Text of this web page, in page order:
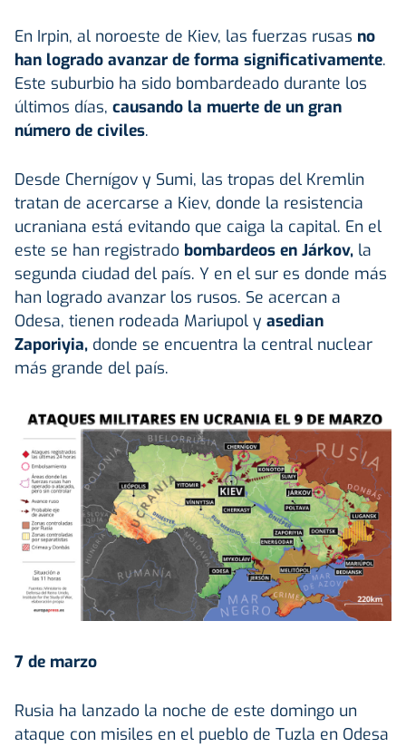
En Irpin, al noroeste de Kiev, las fuerzas rusas no
han logrado avanzar de forma significativamente.
Este suburbio ha sido bombardeado durante los
últimos días, causando la muerte de un gran
número de civiles.
Desde Chernígov y Sumi, las tropas del Kremlin
tratan de acercarse a Kiev, donde la resistencia
ucraniana está evitando que caiga la capital. En el
este se han registrado bombardeos en Járkov, la
segunda ciudad del país. Y en el sur es donde más
han logrado avanzar los rusos. Se acercan a
Odesa, tienen rodeada Mariupol y asedian
Zaporiyia, donde se encuentra la central nuclear
más grande del país.
7 de marzo
Rusia ha lanzado la noche de este domingo un
ataque con misiles en el pueblo de Tuzla en Odesa